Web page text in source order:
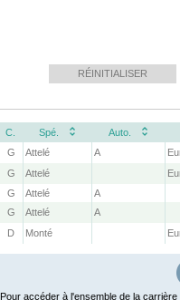
RÉINITIALISER
C. Spé. Auto.
G Attelé A
G Attelé
G Attelé A
G Attelé A
D Monté
Pour accéder à l'ensemble de la